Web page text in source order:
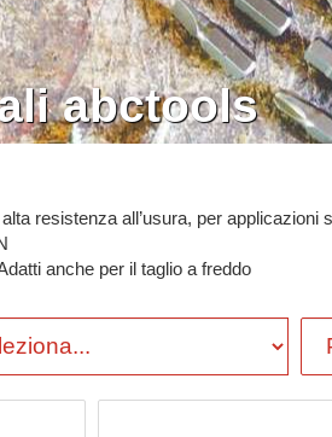
abctools
resistenza all’usura, per
anche per il taglio a freddo